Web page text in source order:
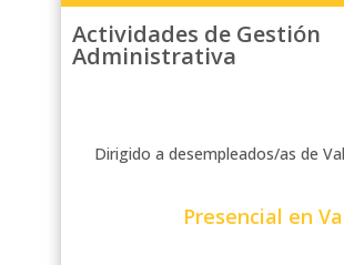
Actividades de Gestión
Administrativa
Dirigido a desempleados/as de
Presencial en